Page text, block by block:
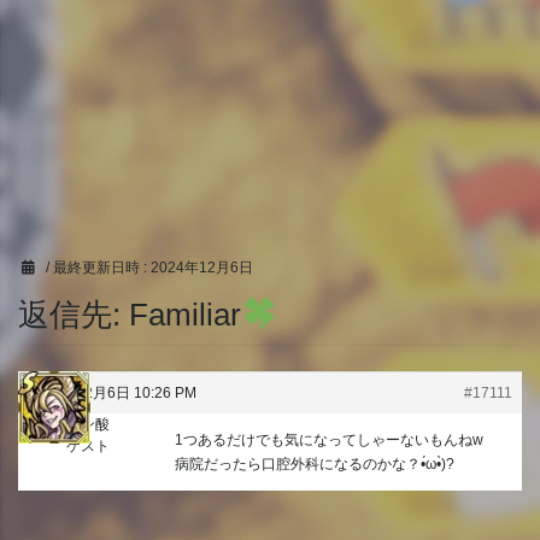
/ 最終更新日時 : 2024年12月6日
返信先: Familiar
2024年12月6日 10:26 PM
#17111
クェン酸
ゲスト
1つあるだけでも気になってしゃーないもんねw
病院だったら口腔外科になるのかな？•́ω•̀)?